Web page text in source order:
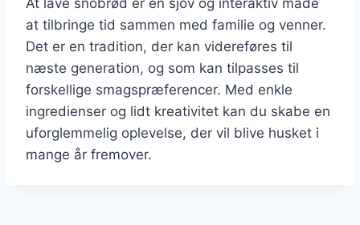
At lave snobrød er en sjov og interaktiv måde
at tilbringe tid sammen med familie og venner.
Det er en tradition, der kan videreføres til
næste generation, og som kan tilpasses til
forskellige smagspræferencer. Med enkle
ingredienser og lidt kreativitet kan du skabe en
uforglemmelig oplevelse, der vil blive husket i
mange år fremover.